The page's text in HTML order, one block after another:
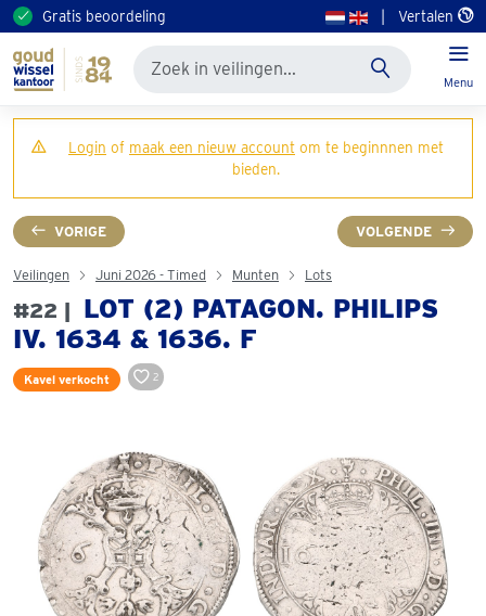
Gratis beoordeling Vertalen
Menu
Login of maak een nieuw account om te beginnnen met
bieden.
VORIGE VOLGENDE
Veilingen Juni 2026 - Timed Munten Lots
#22 |
LOT (2) PATAGON. PHILIPS
IV. 1634 & 1636. F
Kavel verkocht 2